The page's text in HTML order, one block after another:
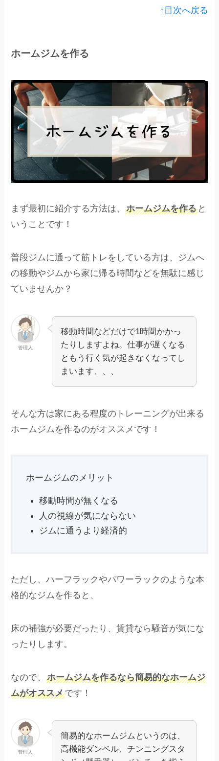
↑目次へ戻る
ホームジムを作る
まず最初に紹介する方法は、ホームジムを作る と
いうことです！
普段ジムに通って筋トレをしている方は、ジムへ
の移動やジムから家に帰る時間などを無駄に感じ
ていませんか？
管理人
移動時間などだけで1時間かかっ
たりしますよね。仕事が遅くなる
ともう行く気が起きなくなってし
まいます、、、
そんな方は家にある程度のトレーニングが出来る
ホームジムを作るのがオススメです！
ホームジムのメリット
移動時間が無くなる
人の視線が気にならない
ジムに通うより経済的
ただし、ハーフラックやパワーラックのような本
格的なジムを作ると、
床の補強が必要だったり、賃貸なら騒音が気にな
ったりします。
なので、ホームジムを作るなら簡易的なホームジ
ムがオススメです！
管理人
簡易的なホームジムというのは、
高機能ダンベル、チンニングスタ